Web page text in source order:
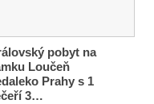
pobyt na
Loučeň
Prahy s 1
3…